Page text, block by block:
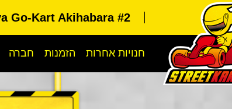
Go-Kart Akihabara #2
חברה הזמנות חנויות אחרות